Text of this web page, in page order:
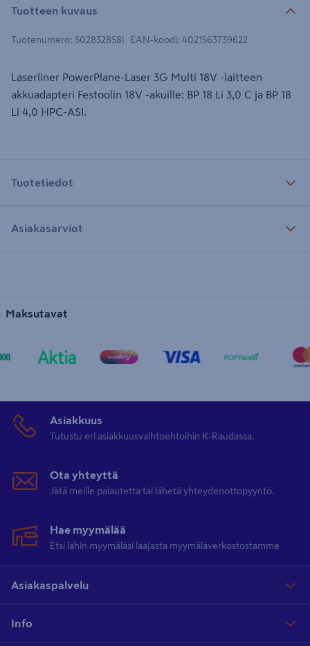
Tuotteen kuvaus
Tuotenumero: 502832858 EAN-koodi: 4021563739622
Laserliner PowerPlane-Laser 3G Multi 18V -laitteen
akkuadapteri Festoolin 18V -akuille: BP 18 Li 3,0 C ja BP 18
Li 4,0 HPC-ASI.
Tuotetiedot
Asiakasarviot
Maksutavat
Asiakkuus
Tutustu eri asiakkuusvaihtoehtoihin K-Raudassa.
Ota yhteyttä
Jätä meille palautetta tai lähetä yhteydenottopyyntö.
Hae myymälää
Etsi lähin myymäläsi laajasta myymäläverkostostamme
Asiakaspalvelu
Info